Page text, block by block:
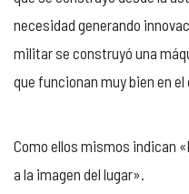
necesidad generando
militar se construyó una
que funcionan muy bien en el
Como ellos mismos indican
a la imagen del lugar».